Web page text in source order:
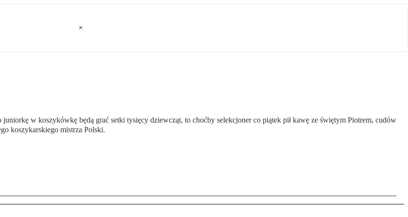
w koszykówkę będą grać setki tysięcy dziewcząt, to choćby selekcjoner co piątek pił kawę ze świętym Piotrem, cudów
koszykarskiego mistrza Polski.